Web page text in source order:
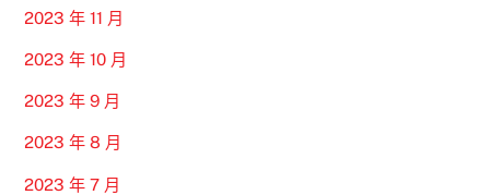
2023 年 11 月
2023 年 10 月
2023 年 9 月
2023 年 8 月
2023 年 7 月